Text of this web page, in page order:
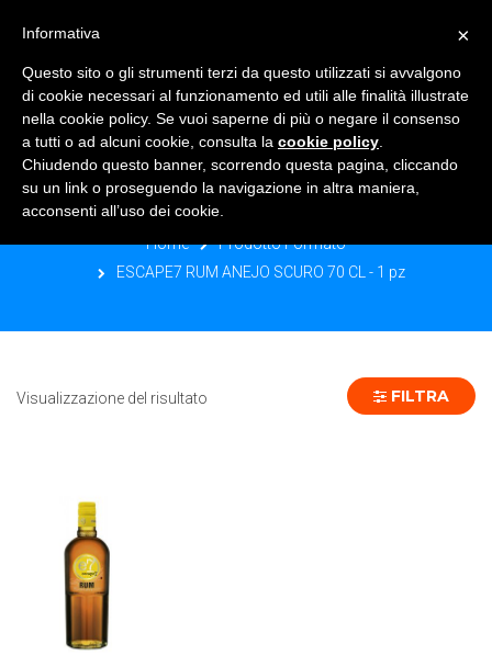
ESCAPE7 RUM ANEJO SCURO 70 CL -
Home
Prodotto Formato
ESCAPE7 RUM ANEJO SCURO 70 CL - 1 pz
Visualizzazione del risultato FILTRA
×
Informativa
Questo sito o gli strumenti terzi da questo utilizzati si avvalgono
di cookie necessari al funzionamento ed utili alle finalità illustrate
nella cookie policy. Se vuoi saperne di più o negare il consenso
a tutti o ad alcuni cookie, consulta la cookie policy
Chiudendo questo banner, scorrendo questa pagina, cliccando
su un link o proseguendo la navigazione in altra maniera,
acconsenti all’uso dei cookie.